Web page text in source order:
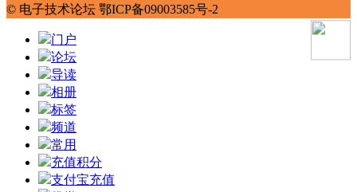
© 电子技术论坛 鄂ICP备09003585号-2
门户
论坛
导读
相册
标签
频道
常用
充值积分
支付宝充值